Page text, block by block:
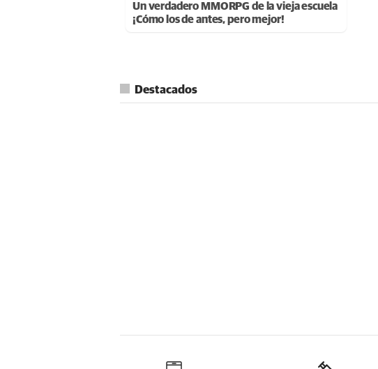
Un verdadero MMORPG de la vieja escuela
¡Cómo los de antes, pero mejor!
Destacados